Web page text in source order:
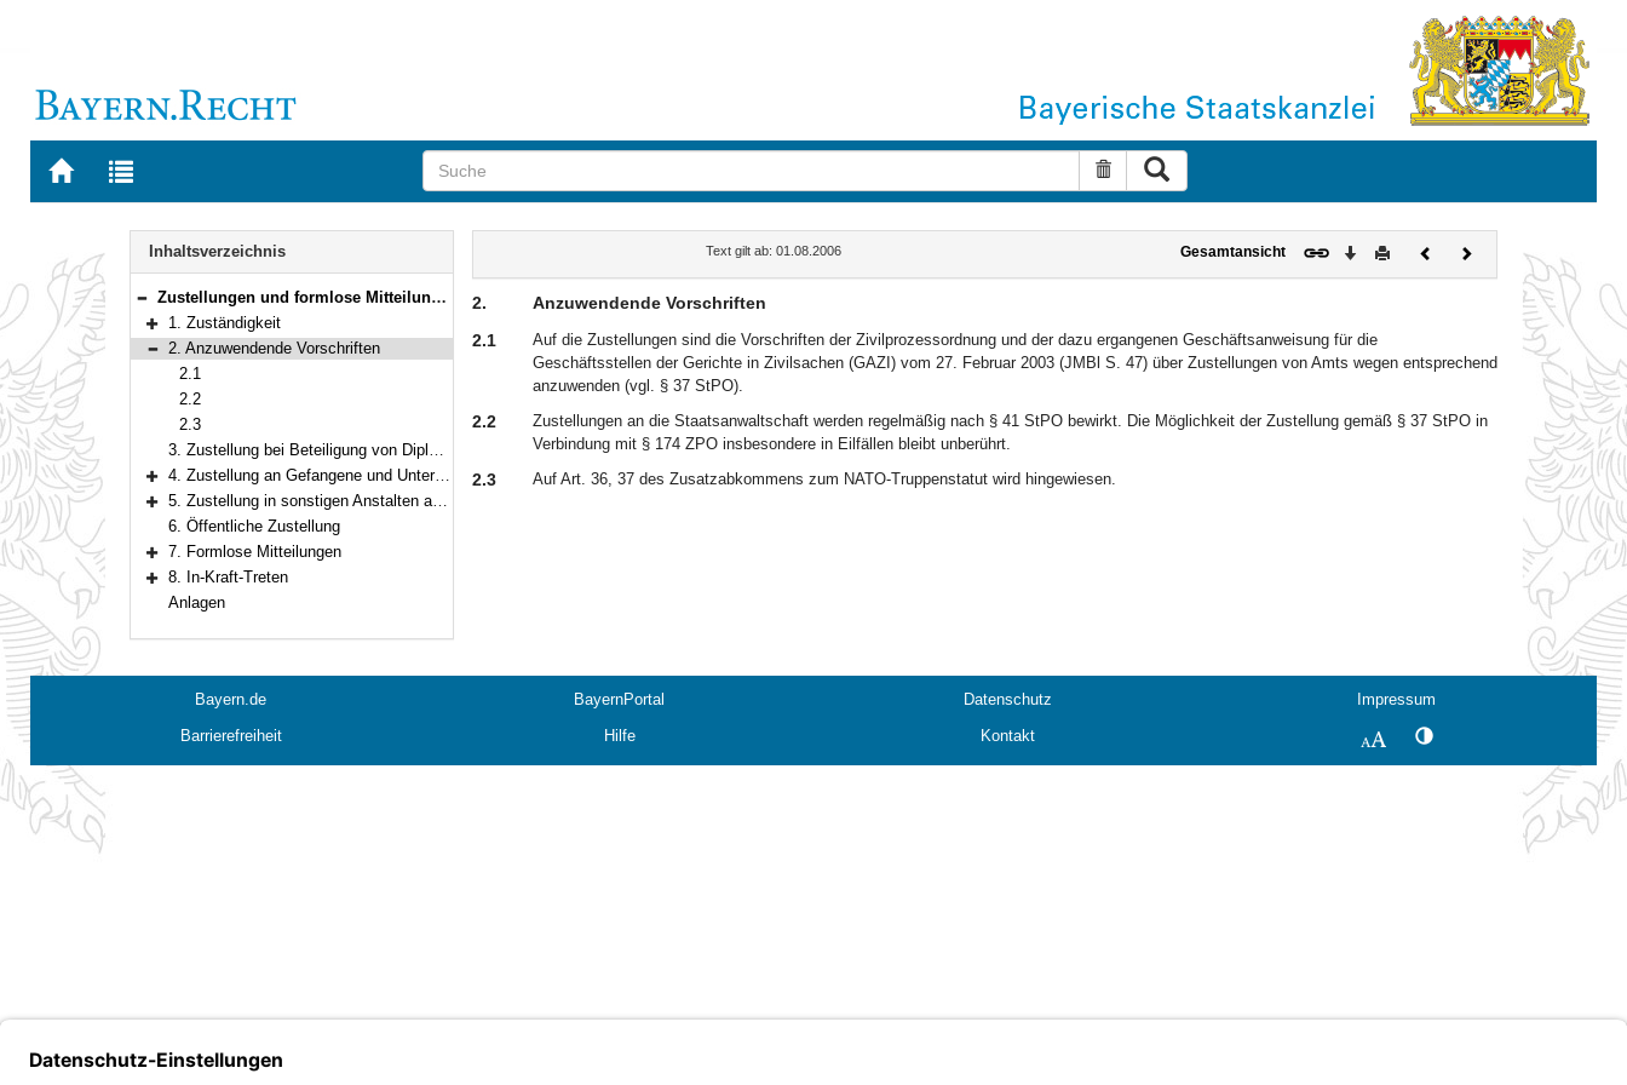
Zur
BAYERN.RECHT
Zur
letzten
Suche zurücksetzen
Navigation
Inhaltsverzeichnis
Bereich reduzieren
Zustellungen und formlose Mitteilungen im Strafverfahren und im gerichtlichen Bußgeldverfahren sowie das Zustellungsverfahren in Justizvollzugsanstalten
Bereich erweitern
1. Zuständigkeit
Bereich reduzieren
2. Anzuwendende Vorschriften
2.1
2.2
2.3
3. Zustellung bei Beteiligung von Diplomaten oder anderen bevorrechtigten Personen
Bereich erweitern
4. Zustellung an Gefangene und Untergebrachte in Justizvollzugsanstalten
Bereich erweitern
5. Zustellung in sonstigen Anstalten an Personen, die sich nicht auf freiem Fuß befinden
6. Öffentliche Zustellung
Bereich erweitern
7. Formlose Mitteilungen
Bereich erweitern
8. In-Kraft-Treten
Anlagen
Text gilt ab: 01.08.2006 Gesamtansicht Download
DruckenVorherigesNächstes
Dokument
2.
Anzuwendende Vorschriften
2.1
Auf die Zustellungen sind die Vorschriften der Zivilprozessordnung und der dazu ergangenen Geschäftsanweisung für die
Geschäftsstellen der Gerichte in Zivilsachen (GAZI) vom 27. Februar 2003 (JMBl S. 47) über Zustellungen von Amts wegen entsprechend
anzuwenden (vgl. § 37 StPO).
2.2
Zustellungen an die Staatsanwaltschaft werden regelmäßig nach § 41 StPO bewirkt. Die Möglichkeit der Zustellung gemäß § 37 StPO in
Verbindung mit § 174 ZPO insbesondere in Eilfällen bleibt unberührt.
2.3 Auf Art. 36, 37 des Zusatzabkommens zum NATO-Truppenstatut wird hingewiesen.
Bayern.de BayernPortal Datenschutz
Impressum
Barrierefreiheit
Hilfe Kontakt SchriftgrößeKontrastwechsel